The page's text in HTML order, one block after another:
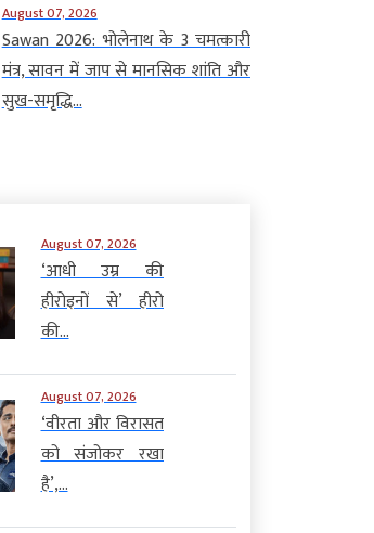
August 07, 2026
Sawan 2026: भोलेनाथ के 3 चमत्कारी
मंत्र, सावन में जाप से मानसिक शांति और
सुख-समृद्धि...
August 07, 2026
‘आधी उम्र की
हीरोइनों से’ हीरो
की...
August 07, 2026
‘वीरता और विरासत
को संजोकर रखा
है’,...